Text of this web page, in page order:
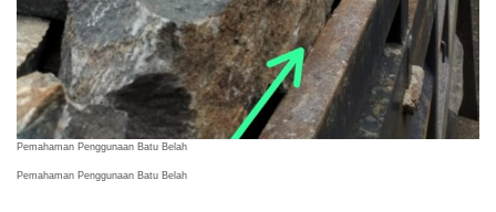
Pemahaman Penggunaan Batu Belah
Pemahaman Penggunaan Batu Belah